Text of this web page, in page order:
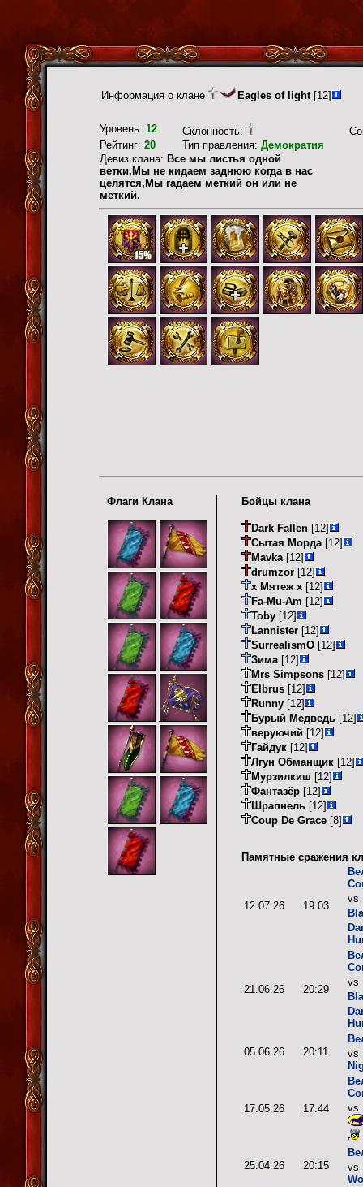
Информация о клане Eagles of light[12]
Уровень: 12 Склонность:
Рейтинг: 20 Тип правления: Демократия
Девиз клана: Все мы листья одной
ветки,Мы не кидаем заднюю когда в нас
целятся,Мы гадаем меткий он или не
меткий.
Флаги Клана Бойцы клана
Dark Fallen [12]
Сытая Морда [12]
Mavka [12]
drumzor [12]
х Мятеж х [12]
Fa-Mu-Am [12]
Toby [12]
Lannister [12]
SurrealismO [12]
Зима [12]
Mrs Simpsons [12]
Elbrus [12]
Runny [12]
Бурый Медведь [12]
веруючий [12]
Гайдук [12]
Лгун Обманщик [12]
Мурзилкиш [12]
Фантазёр [12]
Шрапнель [12]
Coup De Grace [8]
Памятные сражения
12.07.26 19:03
vs
21.06.26 20:29
vs
05.06.26 20:11
vs
17.05.26 17:44
vs
25.04.26 20:15
vs